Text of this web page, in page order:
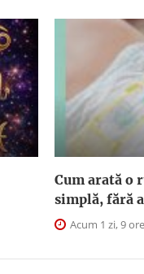
Cum arată o
simplă, fără
Acum 1 zi, 9 ore